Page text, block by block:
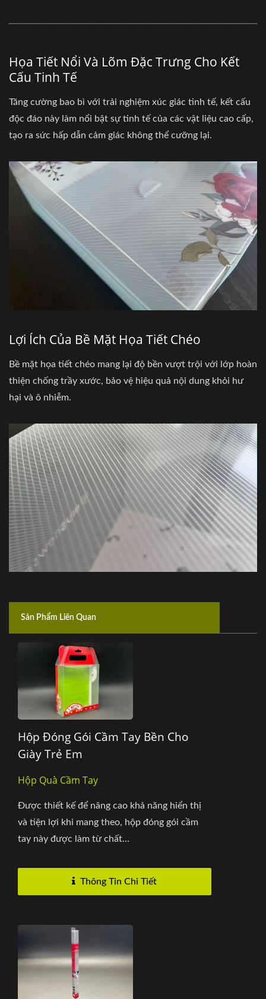
Họa Tiết Nổi Và Lõm Đặc Trưng Cho Kết
Cấu Tinh Tế
Tăng cường bao bì với trải nghiệm xúc giác tinh tế, kết cấu
độc đáo này làm nổi bật sự tinh tế của các vật liệu cao cấp,
tạo ra sức hấp dẫn cảm giác không thể cưỡng lại.
Lợi Ích Của Bề Mặt Họa Tiết Chéo
Bề mặt họa tiết chéo mang lại độ bền vượt trội với lớp hoàn
thiện chống trầy xước, bảo vệ hiệu quả nội dung khỏi hư
hại và ô nhiễm.
Sản Phẩm Liên Quan
Hộp Đóng Gói Cầm Tay Bền Cho
Giày Trẻ Em
Hộp Quà Cầm Tay
Được thiết kế để nâng cao khả năng hiển thị
và tiện lợi khi mang theo, hộp đóng gói cầm
tay này được làm từ chất...
Thông Tin Chi Tiết